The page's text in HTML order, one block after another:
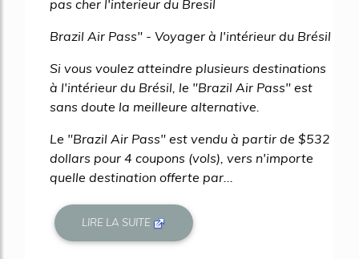
pas cher l'interieur du Bresil
Brazil Air Pass" - Voyager à l'intérieur du Brésil
Si vous voulez atteindre plusieurs destinations
à l'intérieur du Brésil, le "Brazil Air Pass" est
sans doute la meilleure alternative.
Le "Brazil Air Pass" est vendu à partir de $532
dollars pour 4 coupons (vols), vers n'importe
quelle destination offerte par...
LIRE LA SUITE